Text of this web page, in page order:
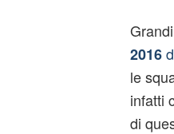
2016
le
infatti
di